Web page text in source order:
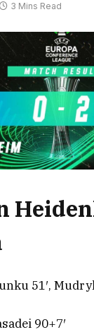
3 Mins Read
51′,
90+7′